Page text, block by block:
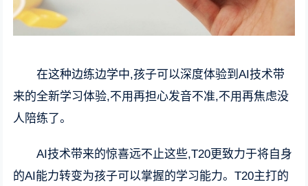
在这种边练边学中,孩子可以深度体验到AI技术带
来的全新学习体验,不用再担心发音不准,不用再焦虑没
人陪练了。
AI技术带来的惊喜远不止这些,T20更致力于将自身
的AI能力转变为孩子可以掌握的学习能力。T20主打的